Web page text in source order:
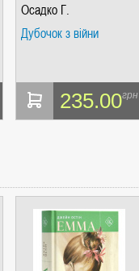
Осадко Г.
Дубочок з війни
235.00грн